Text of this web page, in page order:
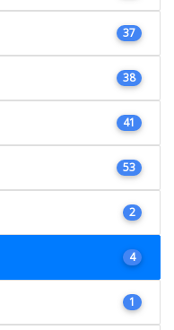
37
38
41
53
2
4
1